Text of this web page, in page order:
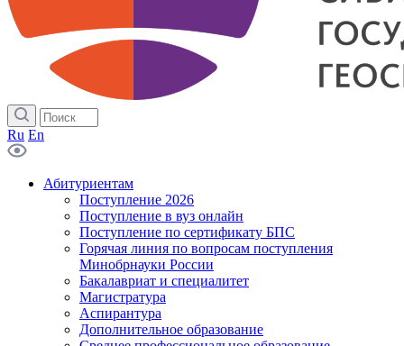
Ru En
Абитуриентам
Поступление 2026
Поступление в вуз онлайн
Поступление по сертификату БПС
Горячая линия по вопросам поступления
Минобрнауки России
Бакалавриат и специалитет
Магистратура
Аспирантура
Дополнительное образование